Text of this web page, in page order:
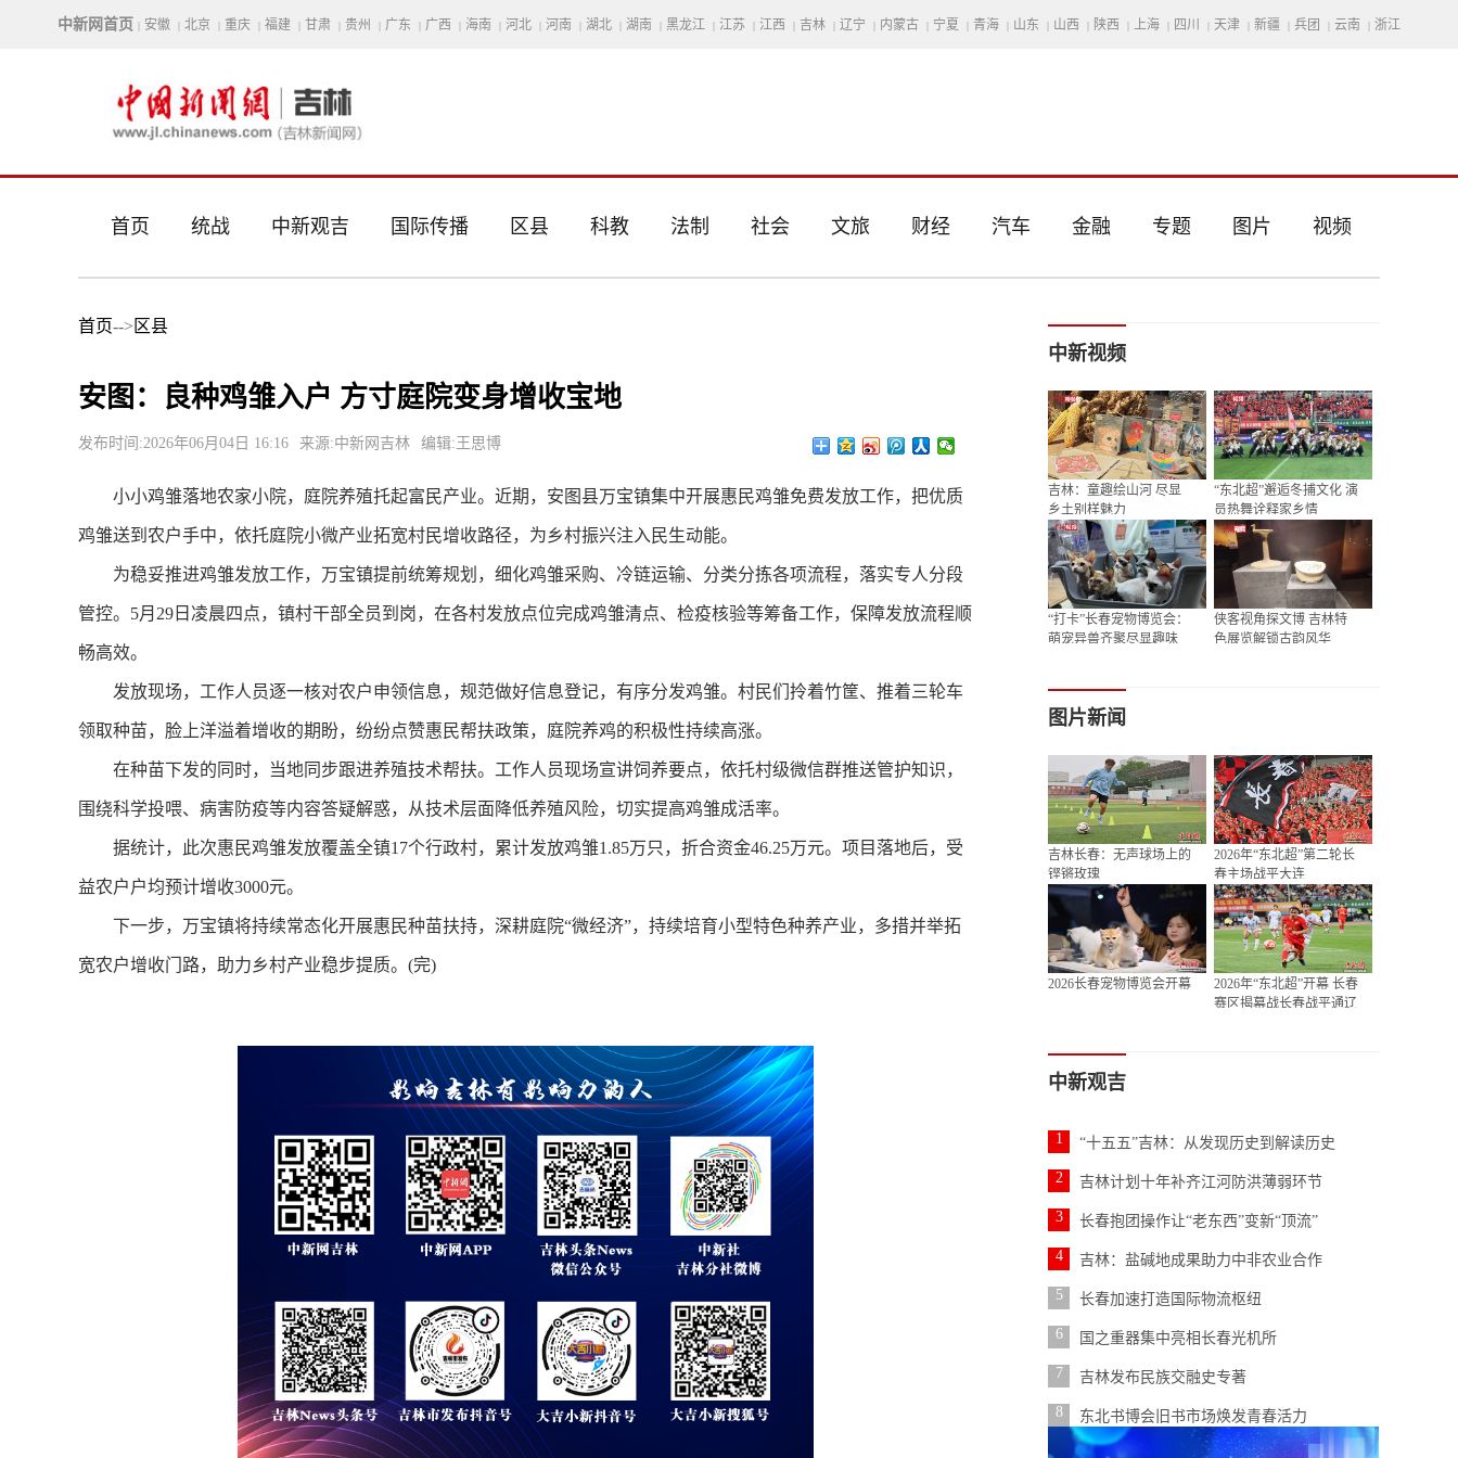
中新网首页 | 安徽 | 北京 | 重庆 | 福建 | 甘肃 | 贵州 | 广东 | 广西 | 海南 | 河北 | 河南 | 湖北 | 湖南 | 黑龙江 | 江苏 | 江西 | 吉林 | 辽宁 | 内蒙古 | 宁夏 | 青海 | 山东 | 山西 | 陕西 | 上海 | 四川 | 天津 | 新疆 | 兵团 | 云南 | 浙江
首页 统战 中新观吉 国际传播 区县 科教 法制 社会 文旅 财经 汽车 金融 专题 图片 视频
首页--> 区县
安图：良种鸡雏入户 方寸庭院变身增收宝地
发布时间:2026年06月04日 16:16 来源:中新网吉林 编辑:王思博
小小鸡雏落地农家小院，庭院养殖托起富民产业。近期，安图县万宝镇集中开展惠民鸡雏免费发放工作，把优质
鸡雏送到农户手中，依托庭院小微产业拓宽村民增收路径，为乡村振兴注入民生动能。
为稳妥推进鸡雏发放工作，万宝镇提前统筹规划，细化鸡雏采购、冷链运输、分类分拣各项流程，落实专人分段
管控。5月29日凌晨四点，镇村干部全员到岗，在各村发放点位完成鸡雏清点、检疫核验等筹备工作，保障发放流程顺
畅高效。
发放现场，工作人员逐一核对农户申领信息，规范做好信息登记，有序分发鸡雏。村民们拎着竹筐、推着三轮车
领取种苗，脸上洋溢着增收的期盼，纷纷点赞惠民帮扶政策，庭院养鸡的积极性持续高涨。
在种苗下发的同时，当地同步跟进养殖技术帮扶。工作人员现场宣讲饲养要点，依托村级微信群推送管护知识，
围绕科学投喂、病害防疫等内容答疑解惑，从技术层面降低养殖风险，切实提高鸡雏成活率。
据统计，此次惠民鸡雏发放覆盖全镇17个行政村，累计发放鸡雏1.85万只，折合资金46.25万元。项目落地后，受
益农户户均预计增收3000元。
下一步，万宝镇将持续常态化开展惠民种苗扶持，深耕庭院“微经济”，持续培育小型特色种养产业，多措并举拓
宽农户增收门路，助力乡村产业稳步提质。(完)
中新视频
吉林：童趣绘山河 尽显
乡土别样魅力
“东北超”邂逅冬捕文化 演
员热舞诠释家乡情
“打卡”长春宠物博览会：
萌宠异兽齐聚尽显趣味
侠客视角探文博 吉林特
色展览解锁古韵风华
图片新闻
吉林长春：无声球场上的
铿锵玫瑰
2026年“东北超”第二轮长
春主场战平大连
2026长春宠物博览会开幕
2026年“东北超”开幕 长春
赛区揭幕战长春战平通辽
中新观吉
1 “十五五”吉林：从发现历史到解读历史
2 吉林计划十年补齐江河防洪薄弱环节
3 长春抱团操作让“老东西”变新“顶流”
4 吉林：盐碱地成果助力中非农业合作
5 长春加速打造国际物流枢纽
6 国之重器集中亮相长春光机所
7 吉林发布民族交融史专著
8 东北书博会旧书市场焕发青春活力